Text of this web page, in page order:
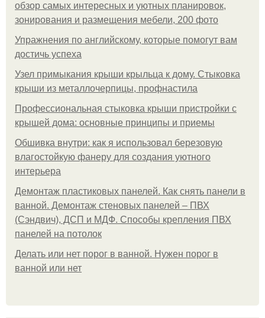
обзор самых интересных и уютных планировок,
зонирования и размещения мебели, 200 фото
Упражнения по английскому, которые помогут вам
достичь успеха
Узел примыкания крыши крыльца к дому. Стыковка
крыши из металлочерпицы, профнастила
Профессиональная стыковка крыши пристройки с
крышей дома: основные принципы и приемы
Обшивка внутри: как я использовал березовую
влагостойкую фанеру для создания уютного
интерьера
Демонтаж пластиковых панелей. Как снять панели в
ванной. Демонтаж стеновых панелей – ПВХ
(Сэндвич), ДСП и МДФ. Способы крепления ПВХ
панелей на потолок
Делать или нет порог в ванной. Нужен порог в
ванной или нет